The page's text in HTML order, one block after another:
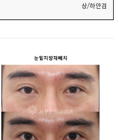
상/하안검